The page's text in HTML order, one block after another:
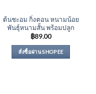
ต้นชะอม กิ่งตอน หนามน้อย
พันธุ์หนามสั้น พร้อมปลูก
฿89.00
สั่งซื้อผ่าน SHOPEE